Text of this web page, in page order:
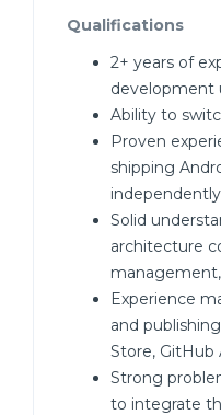
Qualifications
2+ years of
development
Ability to
Proven
shipping
Solid
architecture
Experience
and
Store, GitHub
Strong
to integrate